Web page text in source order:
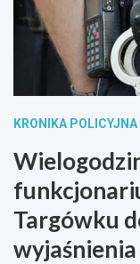
KRONIKA POLICYJNA
Targówku